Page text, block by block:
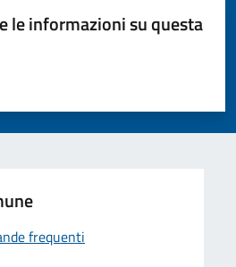
le informazioni su questa
stelle su 5
su 5
5
frequenti